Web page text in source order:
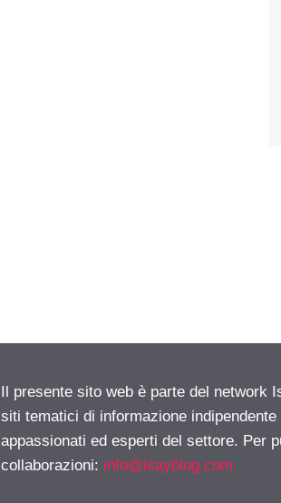
Il presente sito web è parte del network
siti tematici di informazione
appassionati ed esperti del settore. Per
collaborazioni: info@isayblog.com